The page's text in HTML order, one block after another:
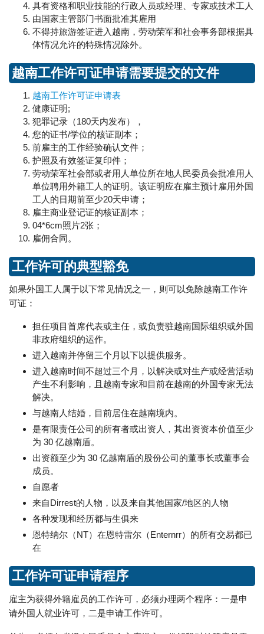
具有资格和职业技能的行政人员或经理、专家或技术工人
由国家主管部门书面批准其雇用
不得持旅游签证进入越南，劳动荣军和社会事务部根据具
体情况允许的特殊情况除外。
越南工作许可证申请需要提交的文件
越南工作许可证申请表
健康证明;
犯罪记录（180天内发布），
您的证书/学位的核证副本；
前雇主的工作经验确认文件；
护照及有效签证复印件；
劳动荣军社会部或者用人单位所在地人民委员会批准用人
单位聘用外籍工人的证明。该证明应在雇主预计雇用外国
工人的日期前至少20天申请；
雇主商业登记证的核证副本；
04*6cm照片2张；
雇佣合同。
工作许可的典型豁免
如果外国工人属于以下常见情况之一，则可以免除越南工作许
可证：
担任项目首席代表或主任，或负责驻越南国际组织或外国
非政府组织的运作。
进入越南并停留三个月以下以提供服务。
进入越南时间不超过三个月，以解决或对生产或经营活动
产生不利影响，且越南专家和目前在越南的外国专家无法
解决。
与越南人结婚，目前居住在越南境内。
是有限责任公司的所有者或出资人，其出资资本价值至少
为 30 亿越南盾。
出资额至少为 30 亿越南盾的股份公司的董事长或董事会
成员。
自愿者
来自Dirrest的人物，以及来自其他国家/地区的人物
各种发现和经历都与生俱来
恩特纳尔（NT）在恩特雷尔（Enternrr）的所有交易都已
在
工作许可证申请程序
雇主为获得外籍雇员的工作许可，必须办理两个程序：一是申
请外国人就业许可，二是申请工作许可。